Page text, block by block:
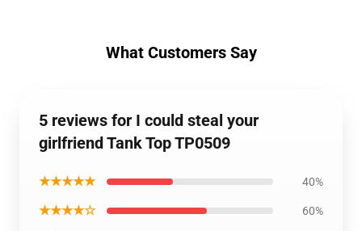
What Customers Say
5 reviews for I could steal your
girlfriend Tank Top TP0509
★★★★★ 40%
★★★★☆ 60%